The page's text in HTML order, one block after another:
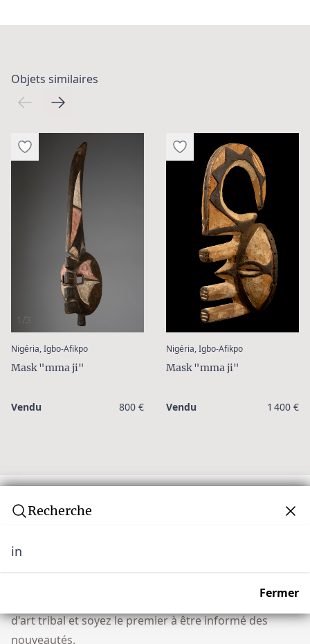
Objets similaires
1/3
Nigéria, Igbo-Afikpo:
Mask "mma ji"
Vendu 800 €
Nigéria, Igbo-Afikpo:
Mask "mma ji"
Vendu 1 400 €
Recherche
in
Fermer
Newsletter
notre communauté de plus de 10 000 collectionneurs
d'art tribal et soyez le premier à être informé des
nouveautés.